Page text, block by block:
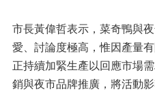
市長黃偉哲表示，菜奇鴨與
愛、討論度極高，惟因產量
正持續加緊生產以回應市場
銷與夜市品牌推廣，將活動